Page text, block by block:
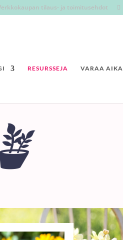
tilaus- ja toimitusehdot
RESURSSEJA VARAA AIKA